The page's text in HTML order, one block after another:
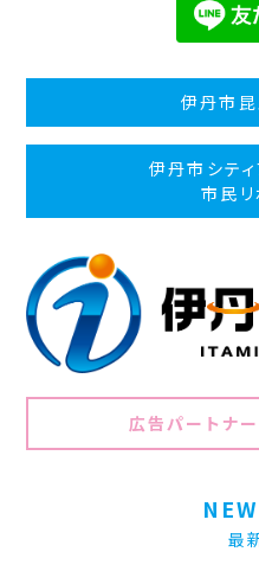
伊丹市
伊丹市シテ
市民
広告パートナ
最